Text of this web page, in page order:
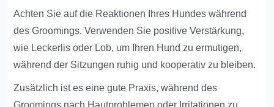
Achten Sie auf die Reaktionen Ihres Hundes während
des Groomings. Verwenden Sie positive Verstärkung,
wie Leckerlis oder Lob, um Ihren Hund zu ermutigen,
während der Sitzungen ruhig und kooperativ zu bleiben.
Zusätzlich ist es eine gute Praxis, während des